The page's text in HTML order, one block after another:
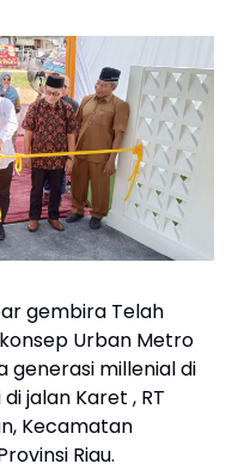
gembira Telah
Urban Metro
generasi millenial di
jalan Karet , RT
Kecamatan
Riau.